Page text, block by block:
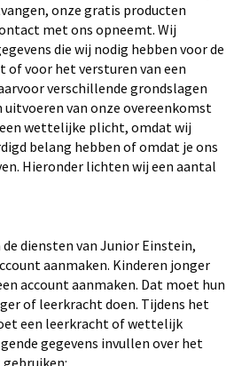
onze gratis producten
met ons opneemt. Wij
die wij nodig hebben voor de
of voor het versturen van een
verschillende grondslagen
uitvoeren van onze overeenkomst
wettelijke plicht, omdat wij
belang hebben of omdat je ons
Hieronder lichten wij een aantal
diensten van Junior Einstein,
aanmaken. Kinderen jonger
account aanmaken. Dat moet hun
of leerkracht doen. Tijdens het
een leerkracht of wettelijk
gegevens invullen over het